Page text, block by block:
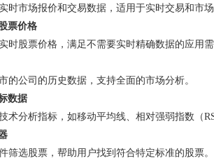
时市场报价和交易数据，适用于实时交易和市
票价格
时股票价格，满足不需要实时精确数据的应用
的公司的历史数据，支持全面的市场分析。
数据
术分析指标，如移动平均线、相对强弱指数（
筛选股票，帮助用户找到符合特定标准的股票。